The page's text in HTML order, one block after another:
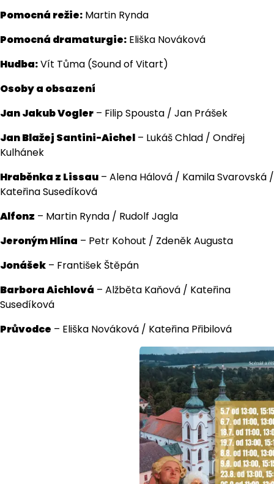
Pomocná režie: Martin Rynda
Pomocná dramaturgie: Eliška Nováková
Hudba:Vít Tůma (Sound of Vitart)
Osoby a obsazení
Jan Jakub Vogler – Filip Spousta / Jan Prášek
Jan Blažej Santini-Aichel – Lukáš Chlad / Ondřej
Kulhánek
Hraběnka z Lissau – Alena Hálová / Kamila Svarovská /
Kateřina Susedíková
Alfonz – Martin Rynda / Rudolf Jagla
Jeroným Hlína – Petr Kohout / Zdeněk Augusta
Jonášek – František Štěpán
Barbora Aichlová – Alžběta Kaňová / Kateřina
Susedíková
Průvodce – Eliška Nováková / Kateřina Přibilová